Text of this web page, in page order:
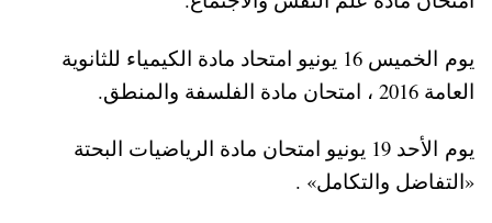
يوم الخميس 16 يونيو امتحاد مادة الكيمياء للثانوية
العامة 2016 ، امتحان مادة الفلسفة والمنطق.
يوم الأحد 19 يونيو امتحان مادة الرياضيات البحتة
«التفاضل والتكامل» .